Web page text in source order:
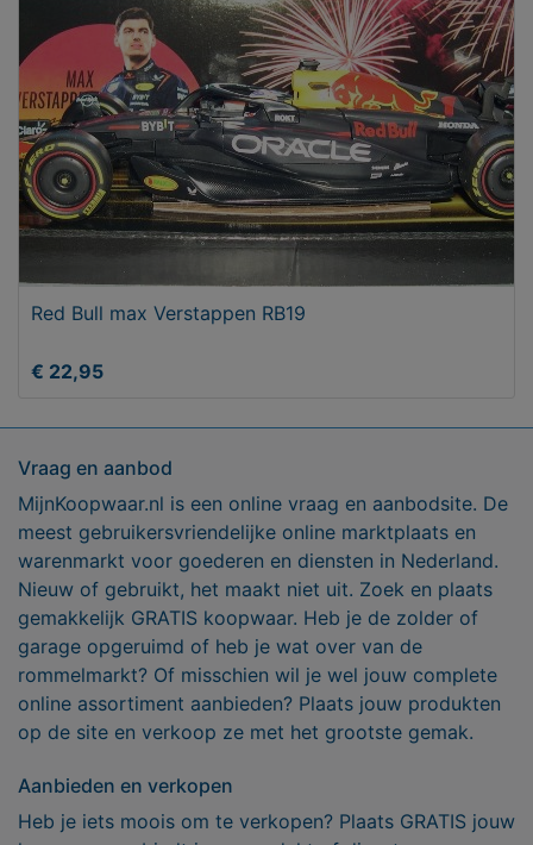
Red Bull max Verstappen RB19
€ 22,95
Vraag en aanbod
MijnKoopwaar.nl is een online vraag en aanbodsite. De
meest gebruikersvriendelijke online marktplaats en
warenmarkt voor goederen en diensten in Nederland.
Nieuw of gebruikt, het maakt niet uit. Zoek en plaats
gemakkelijk GRATIS koopwaar. Heb je de zolder of
garage opgeruimd of heb je wat over van de
rommelmarkt? Of misschien wil je wel jouw complete
online assortiment aanbieden? Plaats jouw produkten
op de site en verkoop ze met het grootste gemak.
Aanbieden en verkopen
Heb je iets moois om te verkopen? Plaats GRATIS jouw